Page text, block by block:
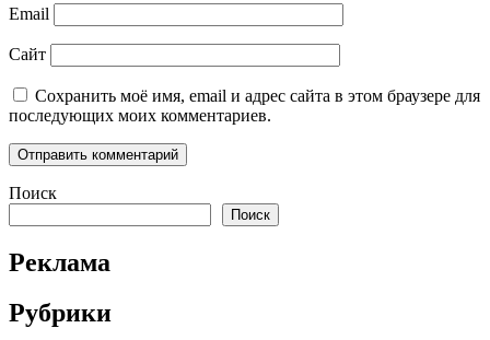
Email
Сайт
Сохранить моё имя, email и адрес сайта в этом браузере для
последующих моих комментариев.
Поиск
Поиск
Реклама
Рубрики